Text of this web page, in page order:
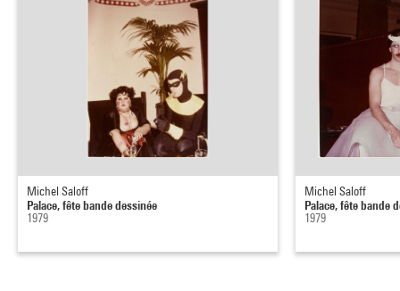
Michel Saloff
Palace, fête bande dessinée
1979
Michel Saloff
Palace, fête bande
1979